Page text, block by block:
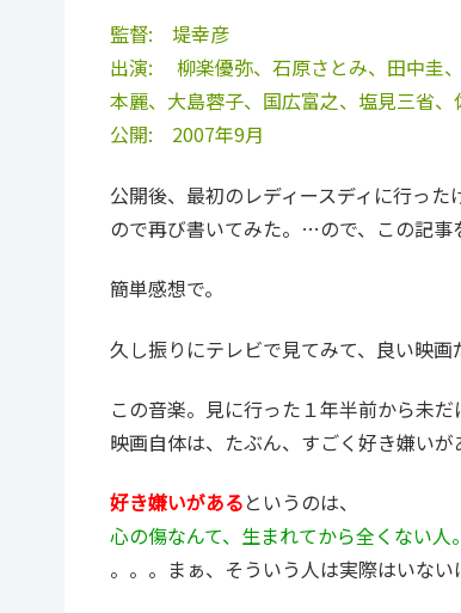
監督: 堤幸彦
出演: 柳楽優弥、石原さとみ、田中圭
本麗、大島蓉子、国広富之、塩見三省
公開: 2007年9月
公開後、最初のレディースディに行っ
ので再び書いてみた。…ので、この記事
簡単感想で。
久し振りにテレビで見てみて、良い映画
この音楽。見に行った１年半前から未だ
映画自体は、たぶん、すごく好き嫌いが
好き嫌いがあるというのは、
心の傷なんて、生まれてから全くない人。
。。。まぁ、そういう人は実際はいない